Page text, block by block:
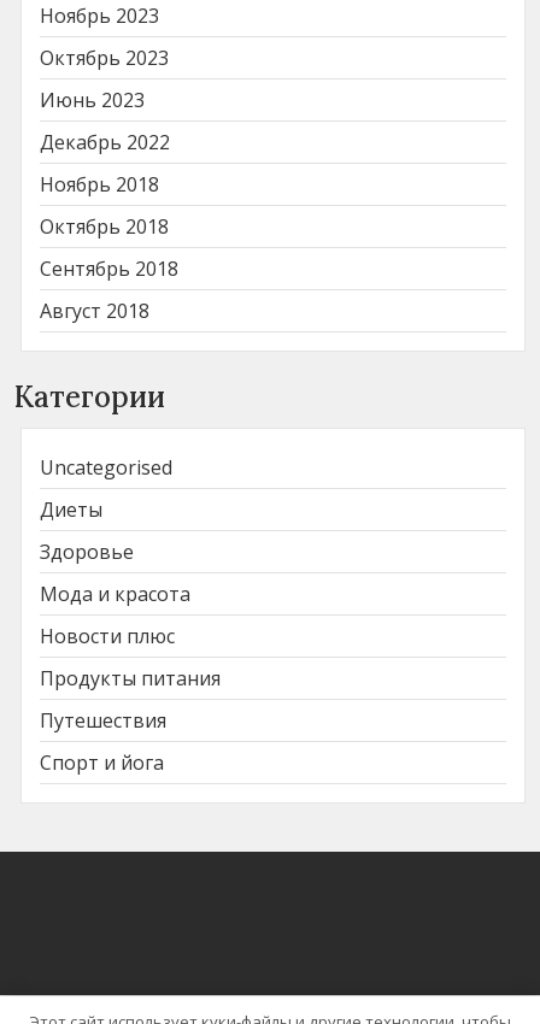
Ноябрь 2023
Октябрь 2023
Июнь 2023
Декабрь 2022
Ноябрь 2018
Октябрь 2018
Сентябрь 2018
Август 2018
Категории
Uncategorised
Диеты
Здоровье
Мода и красота
Новости плюс
Продукты питания
Путешествия
Спорт и йога